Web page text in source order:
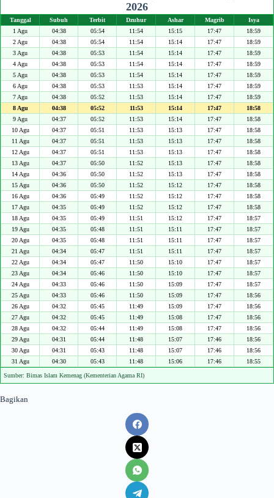
2026
Tanggal Subuh Terbit Dzuhur Ashar Magrib
Isya
1 Agu
04:38 05:54 11:54 15:15 17:47
18:59
2 Agu
04:38 05:54 11:54 15:14 17:47
18:59
3 Agu
04:38 05:53 11:54 15:14 17:47
18:59
4 Agu
04:38 05:53 11:54 15:14 17:47
18:59
5 Agu
04:38 05:53 11:54 15:14 17:47
18:59
6 Agu
04:38 05:53 11:53 15:14 17:47
18:59
7 Agu
04:38 05:52 11:53 15:14 17:47
18:59
8 Agu
04:38 05:52 11:53 15:14 17:47
18:58
9 Agu
04:37 05:52 11:53 15:14 17:47
18:58
10 Agu
04:37 05:51 11:53 15:13 17:47
18:58
11 Agu
04:37 05:51 11:53 15:13 17:47
18:58
12 Agu
04:37 05:51 11:53 15:13 17:47
18:58
13 Agu
04:37 05:50 11:52 15:13 17:47
18:58
14 Agu
04:36 05:50 11:52 15:13 17:47
18:58
15 Agu
04:36 05:50 11:52 15:12 17:47
18:58
16 Agu
04:36 05:49 11:52 15:12 17:47
18:58
17 Agu
04:35 05:49 11:52 15:12 17:47
18:58
18 Agu
04:35 05:49 11:51 15:12 17:47
18:57
19 Agu
04:35 05:48 11:51 15:11 17:47
18:57
20 Agu
04:35 05:48 11:51 15:11 17:47
18:57
21 Agu
04:34 05:47 11:51 15:11 17:47
18:57
22 Agu
04:34 05:47 11:50 15:10 17:47
18:57
23 Agu
04:34 05:46 11:50 15:10 17:47
18:57
24 Agu
04:33 05:46 11:50 15:09 17:47
18:57
25 Agu
04:33 05:46 11:50 15:09 17:47
18:56
26 Agu
04:32 05:45 11:49 15:09 17:47
18:56
27 Agu
04:32 05:45 11:49 15:08 17:47
18:56
28 Agu
04:32 05:44 11:49 15:08 17:47
18:56
29 Agu
04:31 05:44 11:48 15:07 17:46
18:56
30 Agu
04:31 05:43 11:48 15:07 17:46
18:56
31 Agu
04:30 05:43 11:48 15:06 17:46 18:55
Sumber: Bimas Islam Kemenag (Kementerian Agama RI)
Bagikan